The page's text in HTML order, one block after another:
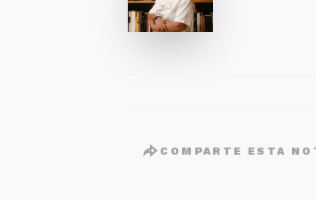
COMPARTE ESTA